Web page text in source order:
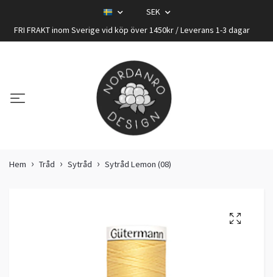
SEK
FRI FRAKT inom Sverige vid köp över 1450kr / Leverans 1-3 dagar
Hem Tråd Sytråd Sytråd Lemon (08)